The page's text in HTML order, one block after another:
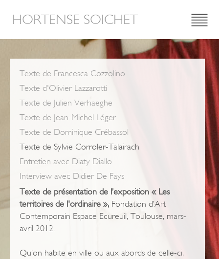
HORTENSE SOICHET
Texte de Francesca Cozzolino
Texte d'Olivier Lazzarotti
Texte de Julien Verhaeghe
Texte de Jean-Michel Léger
Texte de Dominique Crébassol
Texte de Sylvie Corroler-Talairach
Entretien avec Diaty Diallo
Interview avec Didier De Fays
Texte de présentation de l’exposition « Les
territoires de l'ordinaire », Fondation d’Art
Contemporain Espace Ecureuil, Toulouse, mars-
avril 2012.
Qu’on habite en ville ou aux abords de celle-ci,